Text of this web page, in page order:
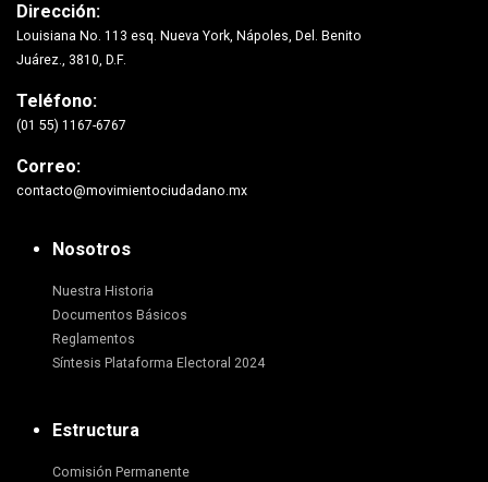
Dirección:
Louisiana No. 113 esq. Nueva York, Nápoles, Del. Benito
Juárez., 3810, D.F.
Teléfono:
(01 55) 1167-6767
Correo:
contacto@movimientociudadano.mx
Nosotros
Nuestra Historia
Documentos Básicos
Reglamentos
Síntesis Plataforma Electoral 2024
Estructura
Comisión Permanente